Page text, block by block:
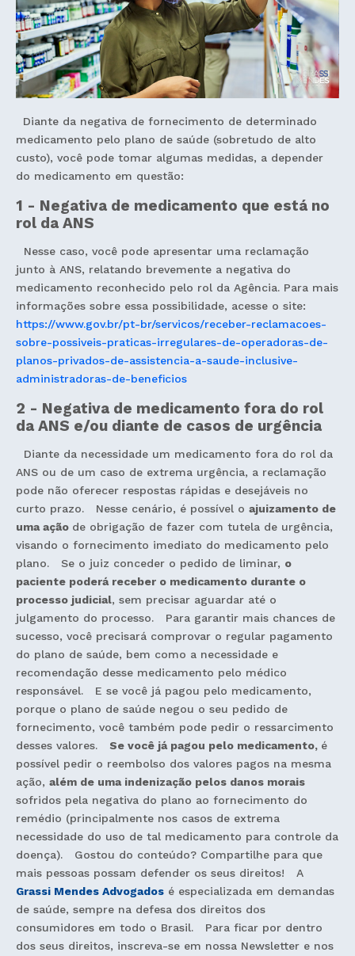
Diante da negativa de fornecimento de determinado
medicamento pelo plano de saúde (sobretudo de alto
custo), você pode tomar algumas medidas, a depender
do medicamento em questão:
1 - Negativa de medicamento que está no
rol da ANS
Nesse caso, você pode apresentar uma reclamação
junto à ANS, relatando brevemente a negativa do
medicamento reconhecido pelo rol da Agência. Para mais
informações sobre essa possibilidade, acesse o site:
https://www.gov.br/pt-br/servicos/receber-reclamacoes-
sobre-possiveis-praticas-irregulares-de-operadoras-de-
planos-privados-de-assistencia-a-saude-inclusive-
administradoras-de-beneficios
2 - Negativa de medicamento fora do rol
da ANS e/ou diante de casos de urgência
Diante da necessidade um medicamento fora do rol da
ANS ou de um caso de extrema urgência, a reclamação
pode não oferecer respostas rápidas e desejáveis no
curto prazo. Nesse cenário, é possível o ajuizamento de
uma ação de obrigação de fazer com tutela de urgência,
visando o fornecimento imediato do medicamento pelo
plano. Se o juiz conceder o pedido de liminar, o
paciente poderá receber o medicamento durante o
processo judicial, sem precisar aguardar até o
julgamento do processo. Para garantir mais chances de
sucesso, você precisará comprovar o regular pagamento
do plano de saúde, bem como a necessidade e
recomendação desse medicamento pelo médico
responsável. E se você já pagou pelo medicamento,
porque o plano de saúde negou o seu pedido de
fornecimento, você também pode pedir o ressarcimento
desses valores. Se você já pagou pelo medicamento, é
possível pedir o reembolso dos valores pagos na mesma
ação, além de uma indenização pelos danos morais
sofridos pela negativa do plano ao fornecimento do
remédio (principalmente nos casos de extrema
necessidade do uso de tal medicamento para controle da
doença). Gostou do conteúdo? Compartilhe para que
mais pessoas possam defender os seus direitos! A
Grassi Mendes Advogados é especializada em demandas
de saúde, sempre na defesa dos direitos dos
consumidores em todo o Brasil. Para ficar por dentro
dos seus direitos, inscreva-se em nossa Newsletter e nos